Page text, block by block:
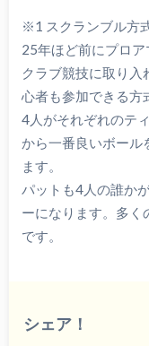
※1 スクランブル方
25年ほど前にプロア
クラブ競技に取り入
心者も参加できる方
4人がそれぞれのテ
から一番良いボール
ます。
パットも4人の誰か
ーになります。多く
です。
シェア！